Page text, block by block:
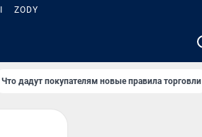
ZODY
Что дадут покупателям новые правила торговли